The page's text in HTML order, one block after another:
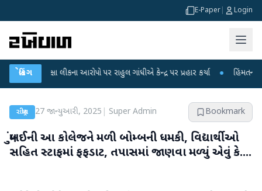
E-Paper Login
બ્રેકિંગ
પરીક્ષા લીકના આરોપો પર રાહુલ ગાંધીએ કેન્દ્ર પર પ્રહાર કર્યા ● હિંમતનગરમાં
રાષ્ટ્રીય 27 જાન્યુઆરી, 2025 Super Admin Bookmark
મુંબઈની આ કોલેજને મળી બોમ્બની ધમકી, વિદ્યાર્થીઓ
સહિત સ્ટાફમાં ફફડાટ, તપાસમાં જાણવા મળ્યું એવું કે....